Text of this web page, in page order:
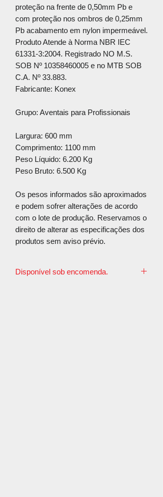
proteção na frente de 0,50mm Pb e
com proteção nos ombros de 0,25mm
Pb acabamento em nylon impermeável.
Produto Atende à Norma NBR IEC
61331-3:2004. Registrado NO M.S.
SOB Nº 10358460005 e no MTB SOB
C.A. Nº 33.883.
Fabricante: Konex
Grupo: Aventais para Profissionais
Largura: 600 mm
Comprimento: 1100 mm
Peso Líquido: 6.200 Kg
Peso Bruto: 6.500 Kg
Os pesos informados são aproximados
e podem sofrer alterações de acordo
com o lote de produção. Reservamos o
direito de alterar as especificações dos
produtos sem aviso prévio.
Disponível sob encomenda.